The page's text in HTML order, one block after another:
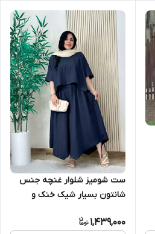
ست شومیز شلوار غنچه جنس
شانتون بسیار شیک خنک و
تابستانی
1,439,000